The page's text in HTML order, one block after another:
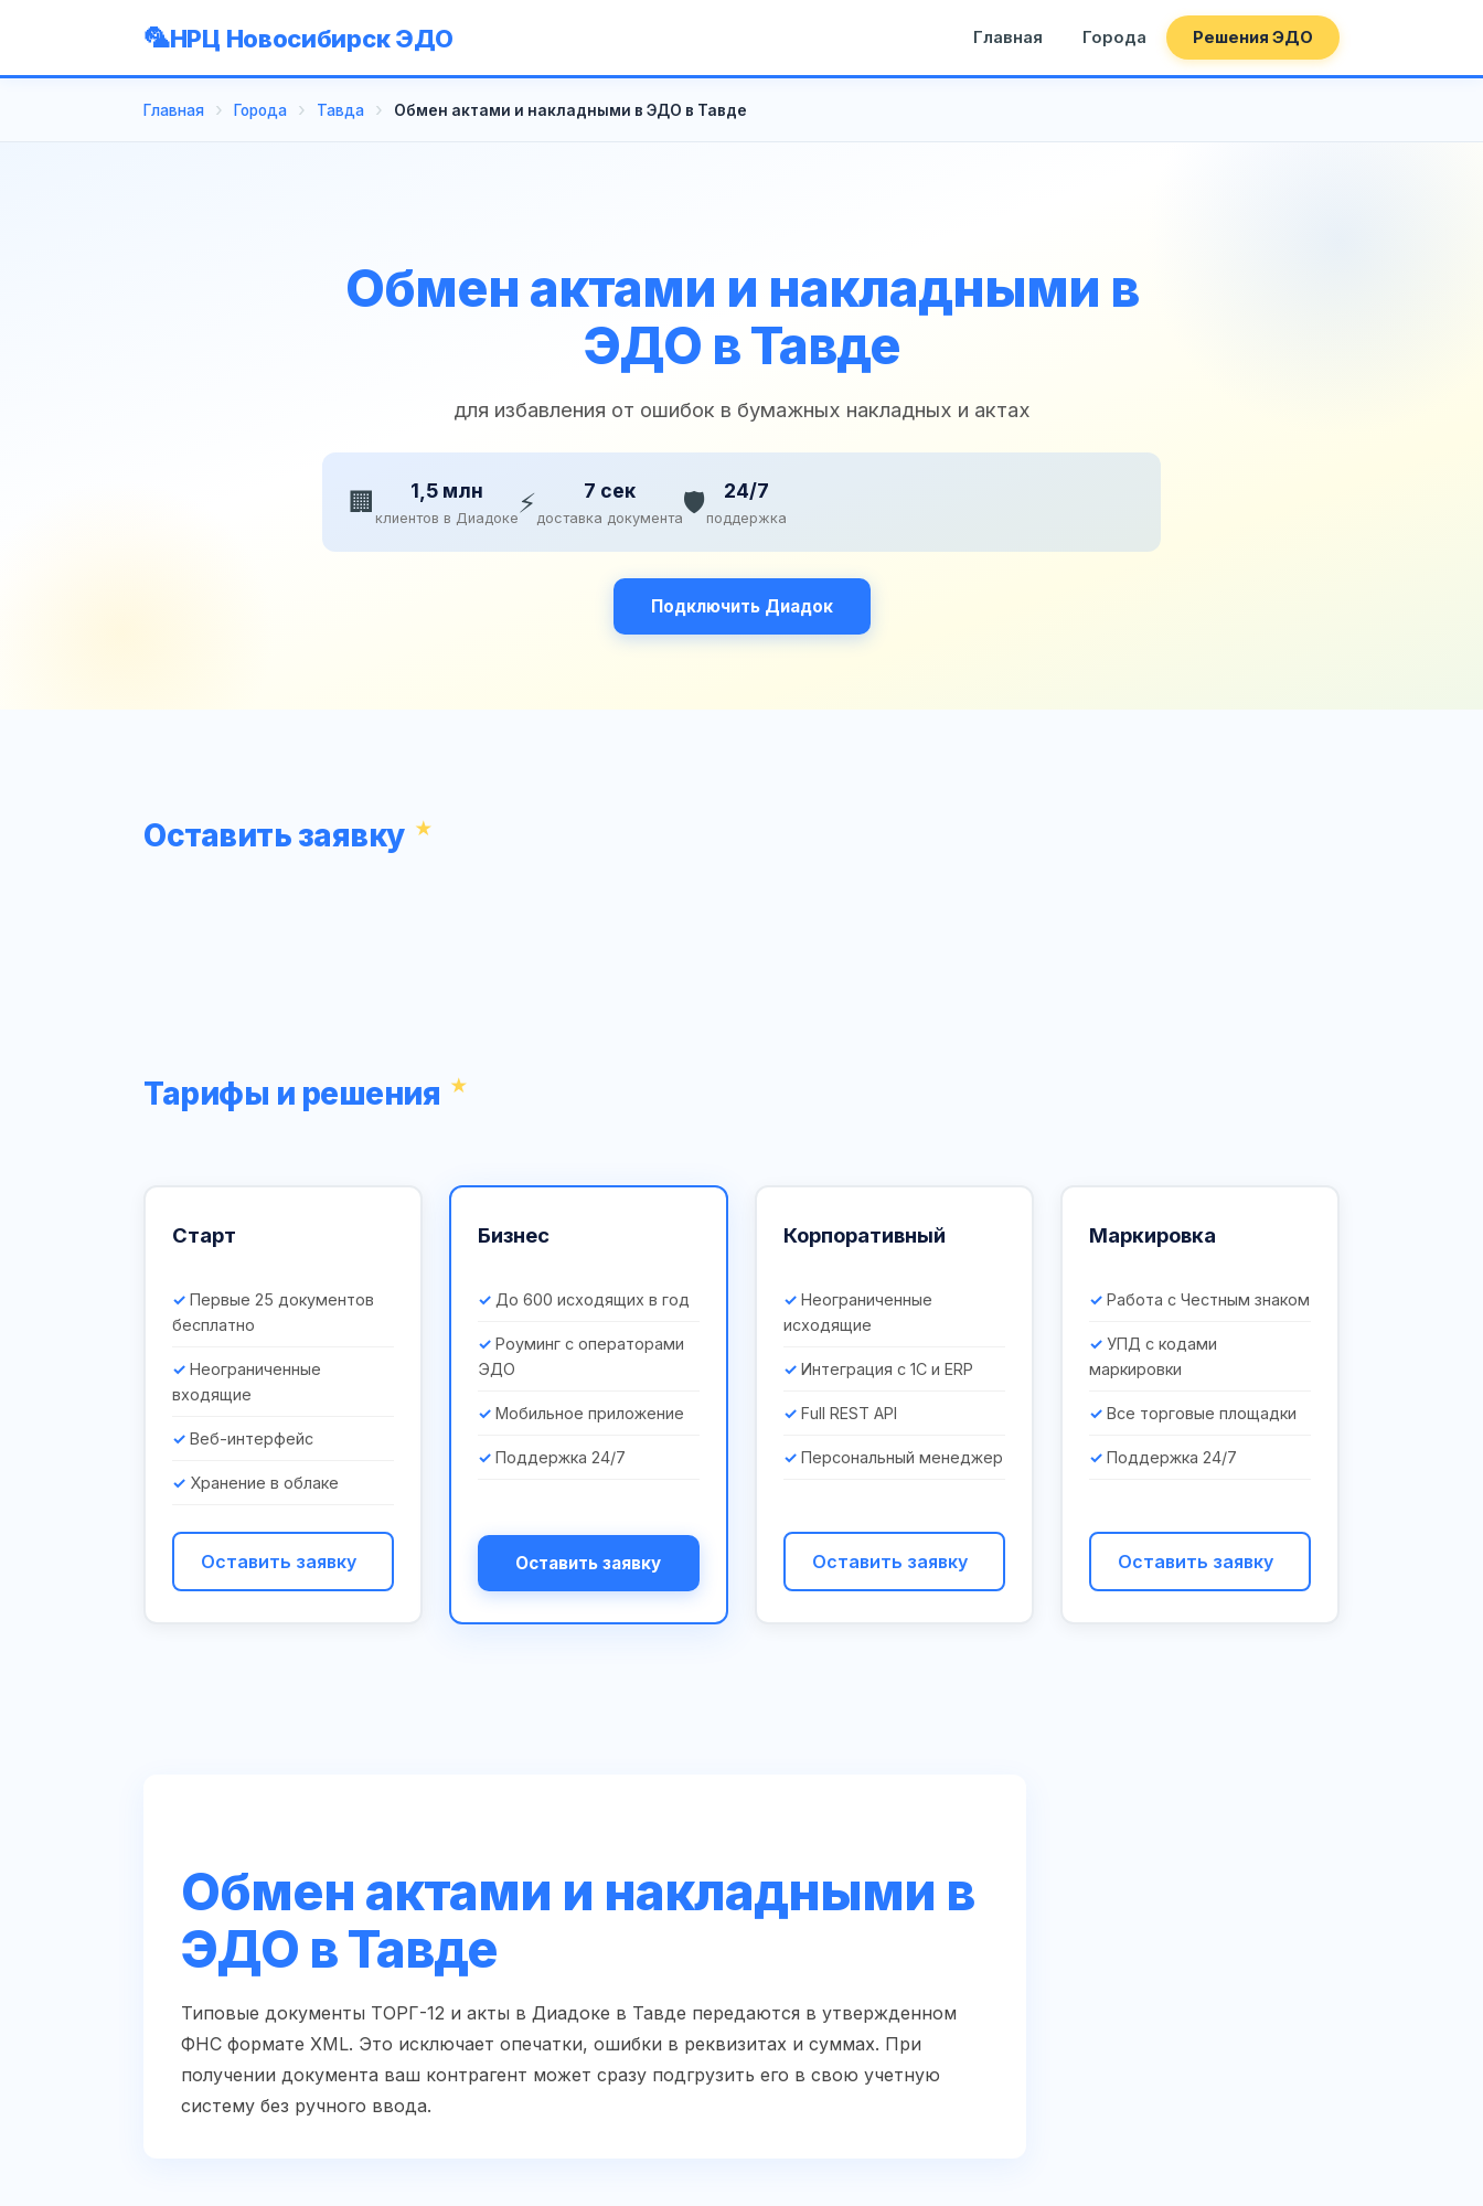
НРЦ Новосибирск ЭДО Главная Города Решения ЭДО
Главная Города Тавда Обмен актами и накладными в ЭДО в Тавде
Обмен актами и накладными в
ЭДО в Тавде
для избавления от ошибок в бумажных накладных и актах
🏢 1,5 млн
клиентов в Диадоке ⚡ 7 сек
доставка документа🛡️ 24/7
поддержка
Подключить Диадок
Оставить заявку
Тарифы и решения
Старт
Первые 25 документов
бесплатно
Неограниченные
входящие
Веб-интерфейс
Хранение в облаке
Оставить заявку
Бизнес
До 600 исходящих в год
Роуминг с операторами
ЭДО
Мобильное приложение
Поддержка 24/7
Оставить заявку
Корпоративный
Неограниченные
исходящие
Интеграция с 1С и ERP
Full REST API
Персональный менеджер
Оставить заявку
Маркировка
Работа с Честным знаком
УПД с кодами
маркировки
Все торговые площадки
Поддержка 24/7
Оставить заявку
Обмен актами и накладными в
ЭДО в Тавде
Типовые документы ТОРГ-12 и акты в Диадоке в Тавде передаются в утвержденном
ФНС формате XML. Это исключает опечатки, ошибки в реквизитах и суммах. При
получении документа ваш контрагент может сразу подгрузить его в свою учетную
систему без ручного ввода.